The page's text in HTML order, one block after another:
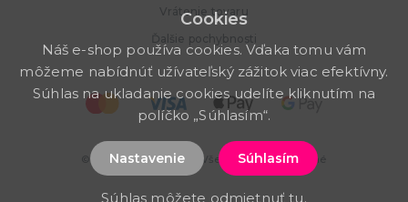
Vrátenie tovaru
Ďalšie pochybnosti
© 2026 PartyWorld SK. Všetky práva vyhradené
Cookies
Náš e-shop používa cookies. Vďaka tomu vám
môžeme nabídnúť užívateľský zážitok viac efektívny.
Súhlas na ukladanie cookies udelíte kliknutím na
políčko „Súhlasím“.
Nastavenie Súhlasím
Súhlas môžete odmietnuťtu.